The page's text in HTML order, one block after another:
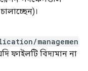
managemen
ফাইলটি বিদ্যমান না